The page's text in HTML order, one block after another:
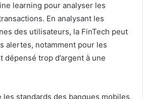
learning pour analyser les
En analysant les
des utilisateurs, la FinTech peut
alertes, notamment pour les
dépensé trop d’argent à une
les standards des banques mobiles,